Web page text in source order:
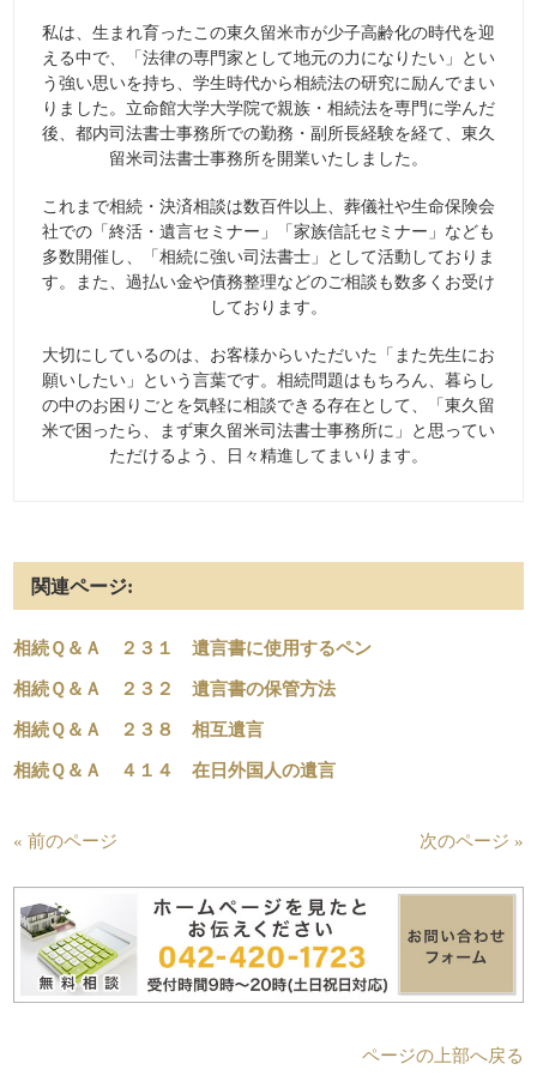
私は、生まれ育ったこの東久留米市が少子高齢化の時代を迎
える中で、「法律の専門家として地元の力になりたい」とい
う強い思いを持ち、学生時代から相続法の研究に励んでまい
りました。立命館大学大学院で親族・相続法を専門に学んだ
後、都内司法書士事務所での勤務・副所長経験を経て、東久
留米司法書士事務所を開業いたしました。
これまで相続・決済相談は数百件以上、葬儀社や生命保険会
社での「終活・遺言セミナー」「家族信託セミナー」なども
多数開催し、「相続に強い司法書士」として活動しておりま
す。また、過払い金や債務整理などのご相談も数多くお受け
しております。
大切にしているのは、お客様からいただいた「また先生にお
願いしたい」という言葉です。相続問題はもちろん、暮らし
の中のお困りごとを気軽に相談できる存在として、「東久留
米で困ったら、まず東久留米司法書士事務所に」と思ってい
ただけるよう、日々精進してまいります。
関連ページ:
相続Ｑ＆Ａ ２３１ 遺言書に使用するペン
相続Ｑ＆Ａ ２３２ 遺言書の保管方法
相続Ｑ＆Ａ ２３８ 相互遺言
相続Ｑ＆Ａ ４１４ 在日外国人の遺言
« 前のページ 次のページ »
ページの上部へ戻る